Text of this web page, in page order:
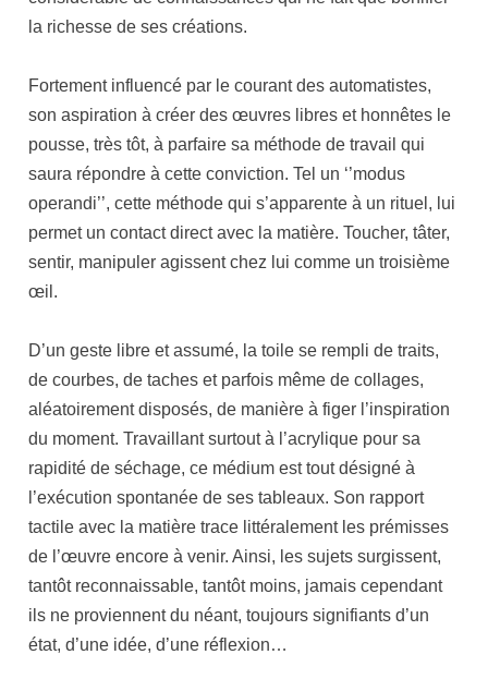
la richesse de ses créations.
Fortement influencé par le courant des automatistes,
son aspiration à créer des œuvres libres et honnêtes le
pousse, très tôt, à parfaire sa méthode de travail qui
saura répondre à cette conviction. Tel un ‘’modus
operandi’’, cette méthode qui s’apparente à un rituel, lui
permet un contact direct avec la matière. Toucher, tâter,
sentir, manipuler agissent chez lui comme un troisième
œil.
D’un geste libre et assumé, la toile se rempli de traits,
de courbes, de taches et parfois même de collages,
aléatoirement disposés, de manière à figer l’inspiration
du moment. Travaillant surtout à l’acrylique pour sa
rapidité de séchage, ce médium est tout désigné à
l’exécution spontanée de ses tableaux. Son rapport
tactile avec la matière trace littéralement les prémisses
de l’œuvre encore à venir. Ainsi, les sujets surgissent,
tantôt reconnaissable, tantôt moins, jamais cependant
ils ne proviennent du néant, toujours signifiants d’un
état, d’une idée, d’une réflexion…